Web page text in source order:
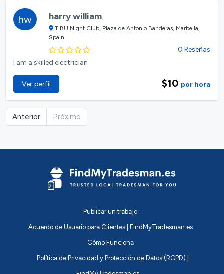
hw harry william
TIBU Night Club, Plaza de Antonio Banderas, Marbella,
Spain
0 Reseñas
I am a skilled electrician
Ver perfil $10 por hora
Anterior Próximo
Publicar un trabajo
Acuerdo de Usuario para Clientes | FindMyTradesman.es
Cómo Funciona
Política de Privacidad y Protección de Datos (RGPD) |